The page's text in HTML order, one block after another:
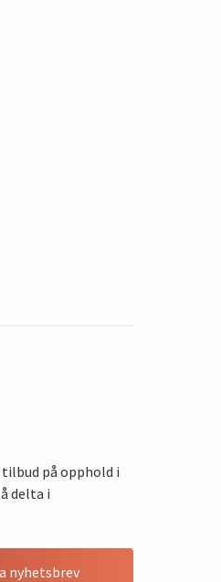
tilbud på opphold i
delta i
nyhetsbrev